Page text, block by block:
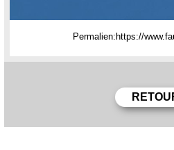
Permalien: